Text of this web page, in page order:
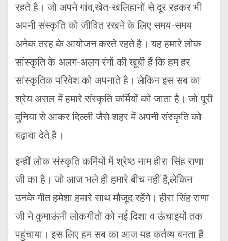
रहते है। जो अपने गांव,खेत-खलिहानों से दूर रहकर भी
अपनी संस्कृति को जीवित रखने के लिए समय-समय
अनेक तरह के आयोजन करते रहते है। यह हमारे लोक
सांस्कृति के अलग-अलग रंगों की खूबी हैं कि हम हर
सांस्कृतिक परिवेश को अपनाते है। लेकिन इस सब का
श्रेय असल में हमारे संस्कृति कर्मियों को जाता है। जो पूरी
दुनिया से आकर दिल्ली जैसे शहर में अपनी संस्कृति को
बढ़ावा देते है।
इन्हीं लोक संस्कृति कर्मियों में श्रेष्ठ नाम हीरा सिंह राणा
जी का है। जो आज भले ही हमारे बीच नहीं हैं,लेकिन
उनके गीत हमेशा हमारे साथ मौजूद रहेंगे। हीरा सिंह राणा
जी ने कुमाऊंनी लोकगीतों को नई दिशा व ऊंचाइयों तक
पहुंचाया। इस लिए हम सब का आज यह कर्तव्य बनता हैं